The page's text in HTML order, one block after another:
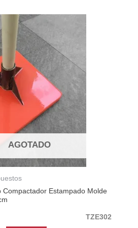
AGOTADO
Compactador Estampado Molde
TZE302
precio
actual
$83.593.